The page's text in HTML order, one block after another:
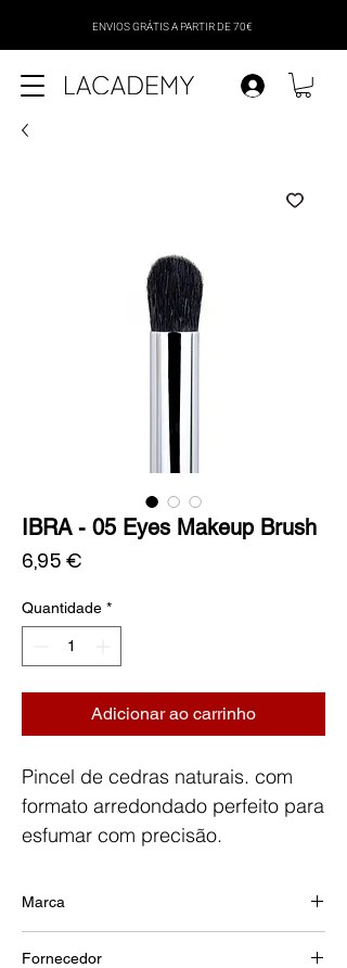
ENVIOS GRÁTIS A PARTIR DE 70€
IBRA - 05 Eyes Makeup Brush
6,95 €
Quantidade *
Adicionar ao carrinho
Pincel de cedras naturais. com
formato arredondado perfeito para
esfumar com precisão.
Marca
Fornecedor